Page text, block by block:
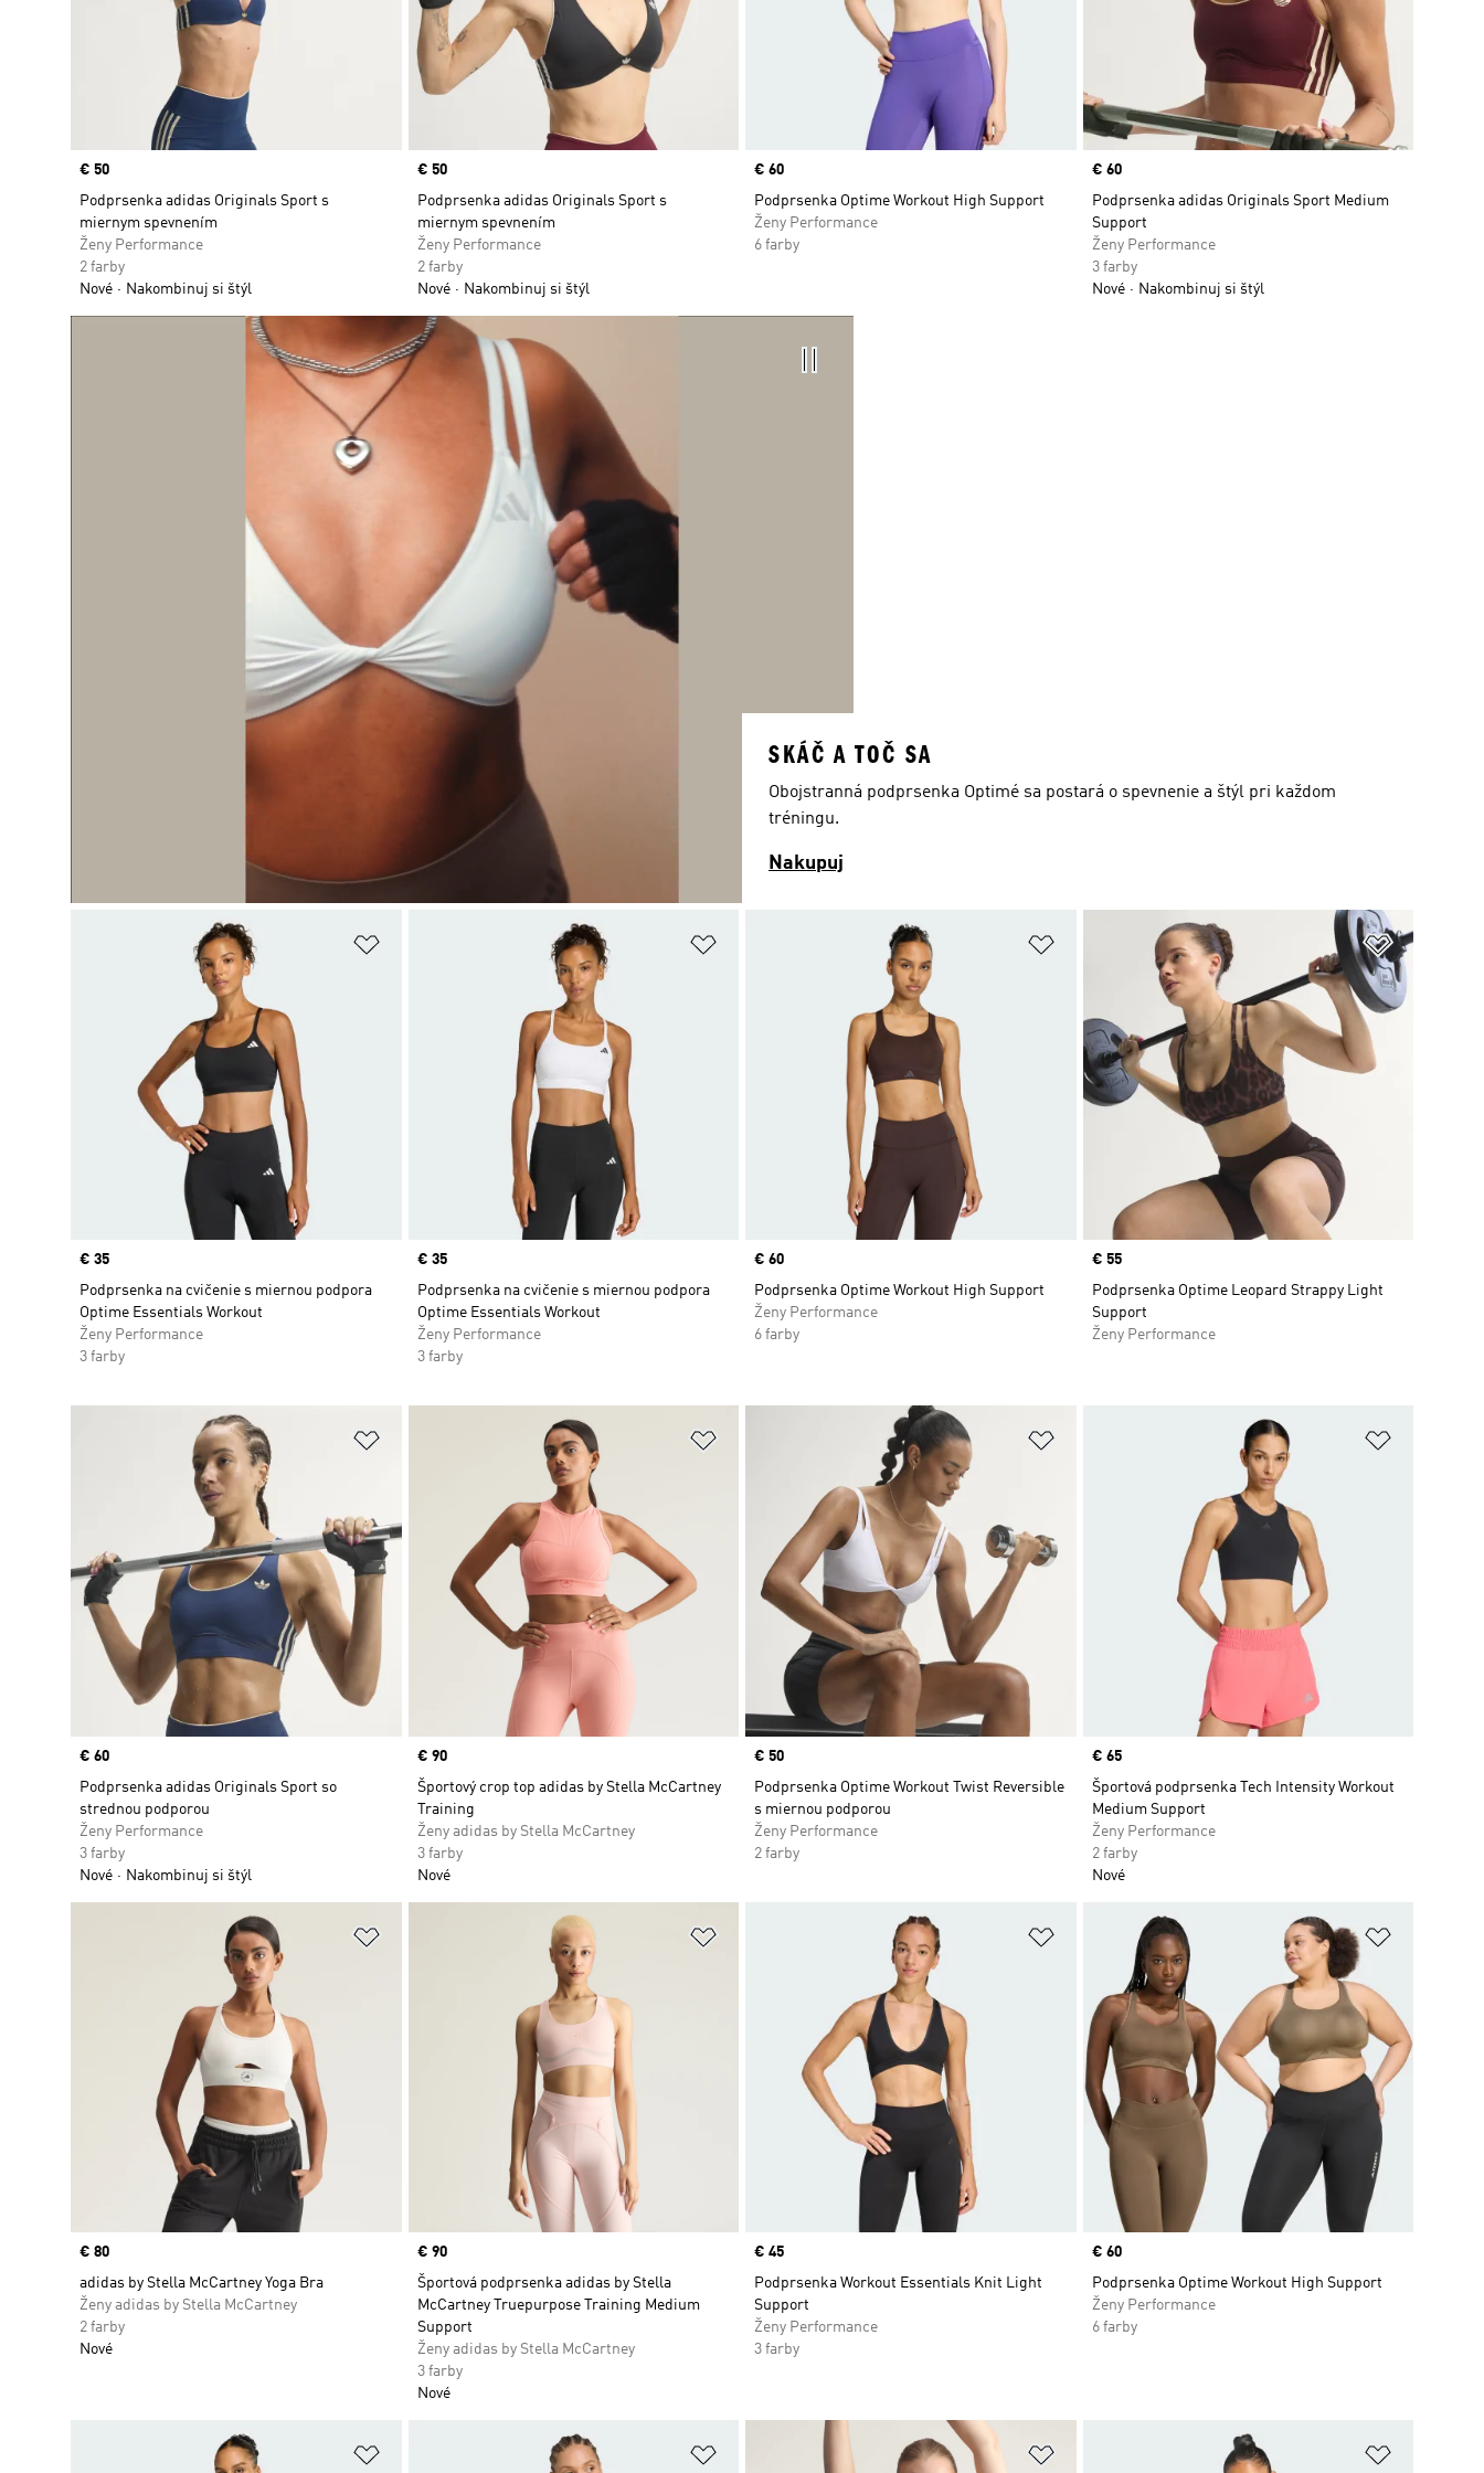
Price
€ 50
Podprsenka adidas Originals Sport s
miernym spevnením
Ženy Performance
2 farby
Nové
Nakombinuj si štýl
Price
€ 50
Podprsenka adidas Originals Sport s
miernym spevnením
Ženy Performance
2 farby
Nové
Nakombinuj si štýl
Price
€ 60
Podprsenka Optime Workout High Support
Ženy Performance
6 farby
Price
€ 60
Podprsenka adidas Originals Sport Medium
Support
Ženy Performance
3 farby
Nové
Nakombinuj si štýl
Pridať do zoznamu želaných položiek
Price
€ 35
Podprsenka na cvičenie s miernou podpora
Optime Essentials Workout
Ženy Performance
3 farby
Pridať do zoznamu želaných položiek
Price
€ 35
Podprsenka na cvičenie s miernou podpora
Optime Essentials Workout
Ženy Performance
3 farby
Pridať do zoznamu želaných položiek
Price
€ 60
Podprsenka Optime Workout High Support
Ženy Performance
6 farby
Pridať do
Price
€ 55
Podprsenka Optime Leopard Strappy Light
Support
Ženy Performance
Pridať do zoznamu želaných položiek
Price
€ 60
Podprsenka adidas Originals Sport so
strednou podporou
Ženy Performance
3 farby
Nové
Nakombinuj si štýl
Pridať do zoznamu želaných položiek
Price
€ 90
Športový crop top adidas by Stella McCartney
Training
Ženy adidas by Stella McCartney
3 farby
Nové
Pridať do zoznamu želaných položiek
Price
€ 50
Podprsenka Optime Workout Twist Reversible
s miernou podporou
Ženy Performance
2 farby
Price
€ 65
Športová podprsenka Tech Intensity Workout
Medium Support
Ženy Performance
2 farby
Nové
Pridať do zoznamu želaných položiek
Price
€ 80
adidas by Stella McCartney Yoga Bra
Ženy adidas by Stella McCartney
2 farby
Nové
Pridať do zoznamu želaných položiek
Price
€ 90
Športová podprsenka adidas by Stella
McCartney Truepurpose Training Medium
Support
Ženy adidas by Stella McCartney
3 farby
Nové
Pridať do zoznamu želaných položiek
Price
€ 45
Podprsenka Workout Essentials Knit Light
Support
Ženy Performance
3 farby
Price
€ 60
Podprsenka Optime Workout High Support
Ženy Performance
6 farby
Pridať do zoznamu želaných položiek Pridať do zoznamu želaných položiek Pridať do zoznamu želaných položiek
SKÁČ A TOČ SA
Obojstranná podprsenka Optimé sa postará o spevnenie a štýl pri každom
tréningu.
Nakupuj